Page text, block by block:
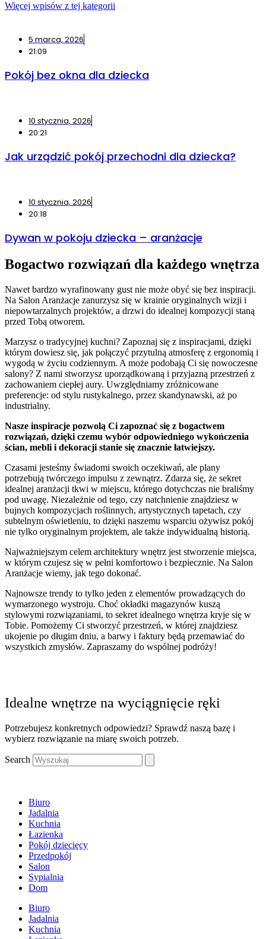
Więcej wpisów z tej kategorii
5 marca, 2026
21:09
Pokój bez okna dla dziecka
10 stycznia, 2026
20:21
Jak urządzić pokój przechodni dla dziecka?
10 stycznia, 2026
20:18
Dywan w pokoju dziecka – aranżacje
Bogactwo rozwiązań dla każdego wnętrza
Nawet bardzo wyrafinowany gust nie może obyć się bez inspiracji.
Na Salon Aranżacje zanurzysz się w krainie oryginalnych wizji i
niepowtarzalnych projektów, a drzwi do idealnej kompozycji staną
przed Tobą otworem.
Marzysz o tradycyjnej kuchni? Zapoznaj się z inspiracjami, dzięki
którym dowiesz się, jak połączyć przytulną atmosferę z ergonomią i
wygodą w życiu codziennym. A może podobają Ci się nowoczesne
salony? Z nami stworzysz uporządkowaną i przyjazną przestrzeń z
zachowaniem ciepłej aury. Uwzględniamy zróżnicowane
preferencje: od stylu rustykalnego, przez skandynawski, aż po
industrialny.
Nasze inspiracje pozwolą Ci zapoznać się z bogactwem
rozwiązań, dzięki czemu wybór odpowiedniego wykończenia
ścian, mebli i dekoracji stanie się znacznie łatwiejszy.
Czasami jesteśmy świadomi swoich oczekiwań, ale plany
potrzebują twórczego impulsu z zewnątrz. Zdarza się, że sekret
idealnej aranżacji tkwi w miejscu, którego dotychczas nie braliśmy
pod uwagę. Niezależnie od tego, czy natchnienie znajdziesz w
bujnych kompozycjach roślinnych, artystycznych tapetach, czy
subtelnym oświetleniu, to dzięki naszemu wsparciu ożywisz pokój
nie tylko oryginalnym projektem, ale także indywidualną historią.
Najważniejszym celem architektury wnętrz jest stworzenie miejsca,
w którym czujesz się w pełni komfortowo i bezpiecznie. Na Salon
Aranżacje wiemy, jak tego dokonać.
Najnowsze trendy to tylko jeden z elementów prowadzących do
wymarzonego wystroju. Choć okładki magazynów kuszą
stylowymi rozwiązaniami, to sekret idealnego wnętrza kryje się w
Tobie. Pomożemy Ci stworzyć przestrzeń, w której znajdziesz
ukojenie po długim dniu, a barwy i faktury będą przemawiać do
wszystkich zmysłów. Zapraszamy do wspólnej podróży!
Idealne wnętrze na wyciągnięcie ręki
Potrzebujesz konkretnych odpowiedzi? Sprawdź naszą bazę i
wybierz rozwiązanie na miarę swoich potrzeb.
Search
Biuro
Jadalnia
Kuchnia
Łazienka
Pokój dziecięcy
Przedpokój
Salon
Sypialnia
Dom
Biuro
Jadalnia
Kuchnia